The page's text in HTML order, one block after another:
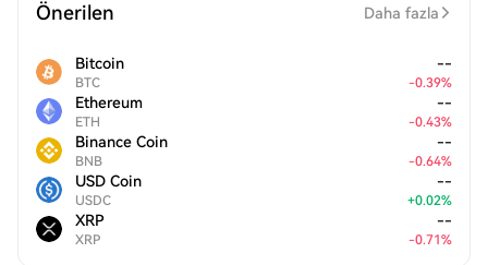
Önerilen Daha fazla
Bitcoin
BTC
--
-0.39%
Ethereum
ETH
--
-0.43%
Binance Coin
BNB
--
-0.64%
USD Coin
USDC
--
+0.02%
XRP
XRP
--
-0.71%